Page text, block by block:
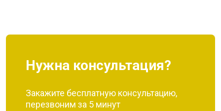
Нужна консультация?
Закажите бесплатную консультацию,
перезвоним за 5 минут